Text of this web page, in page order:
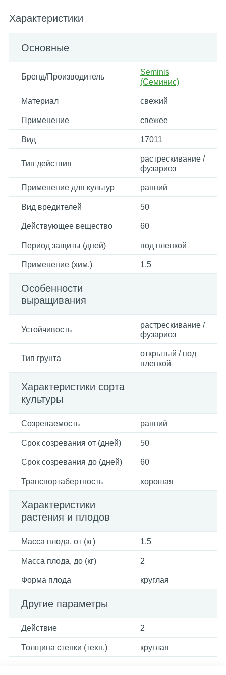
Характеристики
Основные
Бренд/Производитель
Seminis
(Семинис)
Материал свежий
Применение свежее
Вид 17011
Тип действия
растрескивание /
фузариоз
Применение для культур ранний
Вид вредителей 50
Действующее вещество 60
Период защиты (дней) под пленкой
Применение (хим.) 1.5
Особенности
выращивания
Устойчивость
растрескивание /
фузариоз
Тип грунта
открытый / под
пленкой
Характеристики сорта
культуры
Созреваемость ранний
Срок созревания от (дней) 50
Срок созревания до (дней) 60
Транспортабертность хорошая
Характеристики
растения и плодов
Масса плода, от (кг) 1.5
Масса плода, до (кг) 2
Форма плода круглая
Другие параметры
Действие 2
Толщина стенки (техн.) круглая